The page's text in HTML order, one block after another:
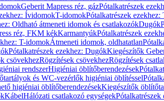
Geberit Mapress réz, gázPótalkatrészek
ÍvidomokT-idomokPótalkatrészek
Oldható átmeneti idomok és csatlakozókDugók
réz, FKM kékKarmantyúkPótalkatrészek
T-idomokÁtmeneti idomok, oldhatatlan
Pótalkatrészek ezekhez: DugókKiegészítők
csövekhezRögzítések csövekhezRögzítések
rendszerHigiéniai öblítőberendezések
és WC-vezérlők higiéniai öblítéssel
higiéniai öblítőberendezésekKiegészítők
KábelHálózati csatlakozó egységekPótalkatrészek